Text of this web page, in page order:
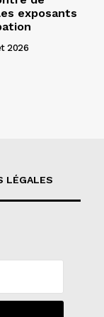
exposants
2026
LÉGALES